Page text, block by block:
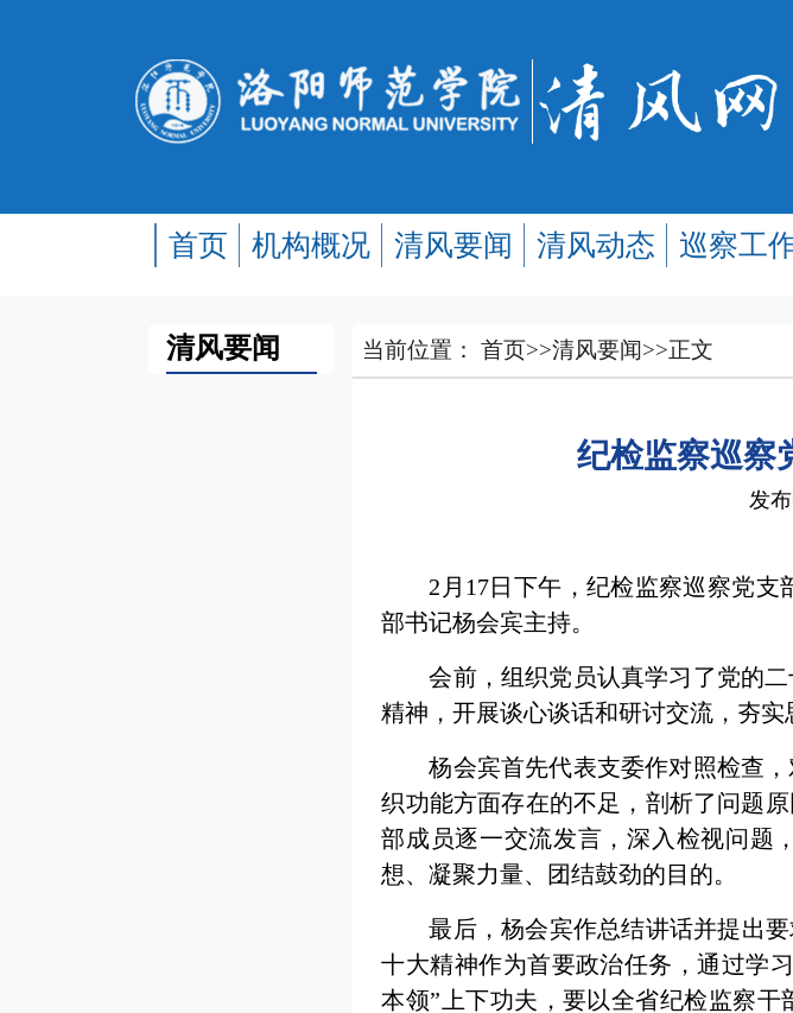
首页 机构概况 清风要闻 清风动态 巡察工
清风要闻 当前位置：首页>>清风要闻>>正文
纪检监察巡察
发
2月17日下午，纪检监察巡察党支
部书记杨会宾主持。
会前，组织党员认真学习了党的
精神，开展谈心谈话和研讨交流，夯实
杨会宾首先代表支委作对照检查
织功能方面存在的不足，剖析了问题
部成员逐一交流发言，深入检视问题
想、凝聚力量、团结鼓劲的目的。
最后，杨会宾作总结讲话并提出
十大精神作为首要政治任务，通过学
本领”上下功夫，要以全省纪检监察